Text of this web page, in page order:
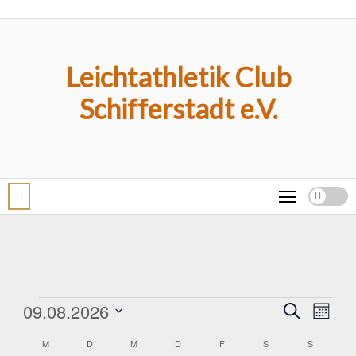
Leichtathletik Club
Schifferstadt e.V.
Veranstaltungen
Suche
Suche
Monat
09.08.2026
M MONTAGDDIENSTAG
M MITTWOCH
DDONNERSTAG
FFREITAG S SAMSTAGSSONNTAG